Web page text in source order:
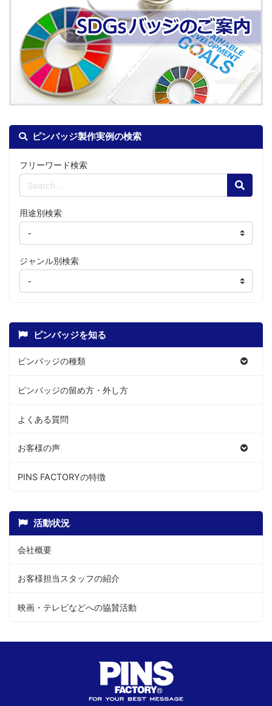
ピンバッジ製作実例の検索
フリーワード検索
Search
用途別検索
ジャンル別検索
ピンバッジを知る
ピンバッジの種類
ピンバッジの留め方・外し方
よくある質問
お客様の声
PINS FACTORYの特徴
活動状況
会社概要
お客様担当スタッフの紹介
映画・テレビなどへの協賛活動